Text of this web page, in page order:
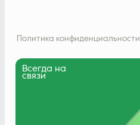
Политика конфиденциальности
Всегда на
связи